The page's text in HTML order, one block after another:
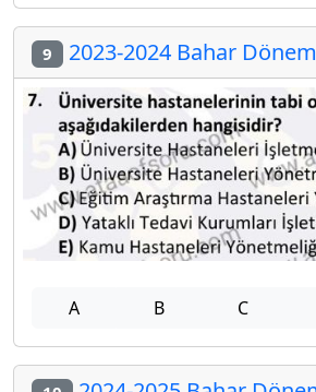
9 2023-2024 Bahar Dönemi
A B C